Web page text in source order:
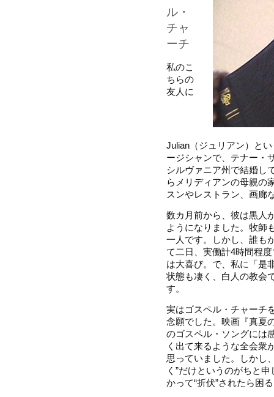
ル・
チャ
ーチ
私のこ
ちらの
友人に
Julian（ジュリアン）と
ージシャンで、テナー・
シルヴァニア州で結婚し
らメリディアンの母親の
スンやレストラン、画廊
数カ月前から、彼は黒人
ようになりました。牧師
一人です。しかし、誰も
て二日、実働計4時間程
は大喜び。で、私に「是
状態も凄く、白人の教会
す。
実はゴスペル・チャーチ
念願でした。映画『真夏
のゴスペル・ソングには
く出て来るような全会衆
思っていました。しかし
く”だけというのがちと
かって“折伏”されたら困